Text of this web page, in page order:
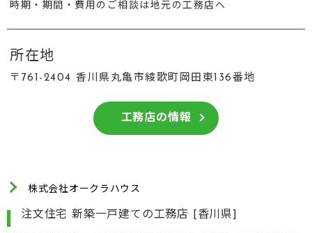
時期・期間・費用のご相談は地元の工務店へ
所在地
〒761-2404 香川県丸亀市綾歌町岡田東136番地
工務店の情報
株式会社オークラハウス
注文住宅 新築一戸建ての工務店 [香川県]